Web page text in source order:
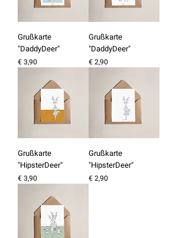
Grußkarte
"DaddyDeer"
Preis
€ 3,90
Grußkarte
"DaddyDeer"
Preis
€ 2,90
Grußkarte
"HipsterDeer"
Preis
€ 3,90
Grußkarte
"HipsterDeer"
Preis
€ 2,90